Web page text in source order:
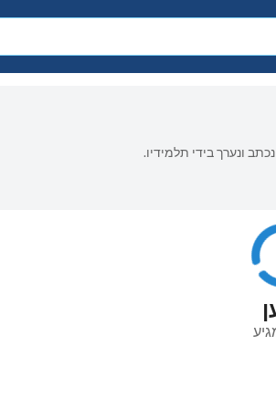
ונערך בידי תלמידיו.